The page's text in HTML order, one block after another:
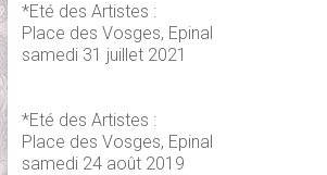
*Eté des Artistes :
Place des Vosges, Epinal
samedi 31 juillet 2021
*Eté des Artistes :
Place des Vosges, Epinal
samedi 24 août 2019